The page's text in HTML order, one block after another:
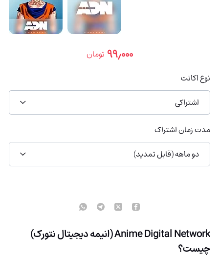
۹۹٫۰۰۰ تومان
نوع اکانت
اشتراکی
مدت زمان اشتراک
دو ماهه (قابل تمدید)
Anime Digital Network (انیمه دیجیتال نتورک)
چیست؟